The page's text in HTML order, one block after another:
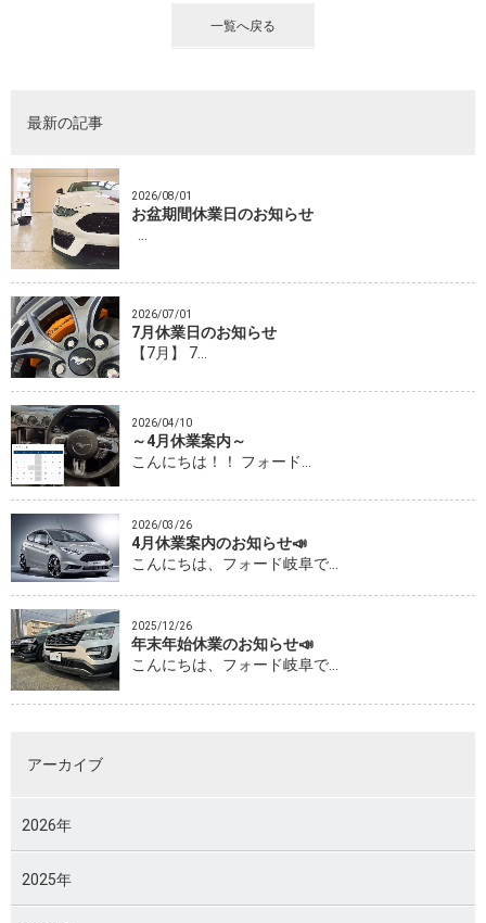
一覧へ戻る
最新の記事
2026/08/01
お盆期間休業日のお知らせ
2026/07/01
7月休業日のお知らせ
【7月】 7…
2026/04/10
～4月休業案内～
こんにちは！！ フォード…
2026/03/26
4月休業案内のお知らせ📣
こんにちは、フォード岐阜で…
2025/12/26
年末年始休業のお知らせ📣
こんにちは、フォード岐阜で…
アーカイブ
2026年
2025年